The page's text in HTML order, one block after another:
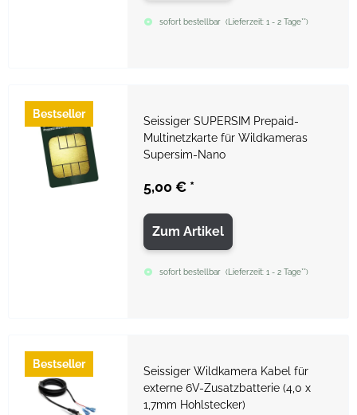
sofort bestellbar ( Lieferzeit:1 - 2 Tage**)
Bestseller
Seissiger SUPERSIM Prepaid-
Multinetzkarte für Wildkameras
Supersim-Nano
5,00 € *
Zum Artikel
sofort bestellbar ( Lieferzeit:1 - 2 Tage**)
Bestseller
Seissiger Wildkamera Kabel für
externe 6V-Zusatzbatterie (4,0 x
1,7mm Hohlstecker)